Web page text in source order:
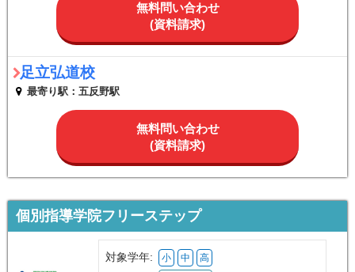
無料問い合わせ
(資料請求)
足立弘道校
最寄り駅：五反野駅
無料問い合わせ
(資料請求)
個別指導学院フリーステップ
対象学年: 小 中 高